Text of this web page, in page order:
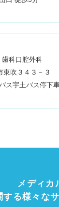
歯科口腔外科
東吹３４３－３
ス宇土バス停下
メディカ
する様々な